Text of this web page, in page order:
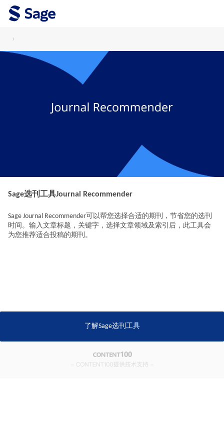
›
Sage选刊工具Journal Recommender
Sage Journal Recommender可以帮您选择合适的期刊，节省您的选刊
时间。输入文章标题，关键字，选择文章领域及索引后，此工具会
为您推荐适合投稿的期刊。
了解Sage选刊工具